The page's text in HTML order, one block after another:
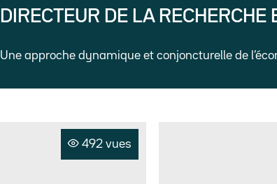
DIRECTEUR DE LA
Une approche dynamique et conjoncturelle de
492 vues